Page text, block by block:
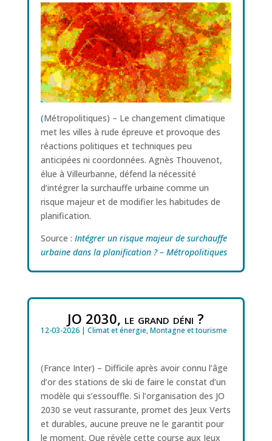
(Métropolitiques) – Le changement climatique
met les villes à rude épreuve et provoque des
réactions politiques et techniques peu
anticipées ni coordonnées. Agnès Thouvenot,
élue à Villeurbanne, défend la nécessité
d’intégrer la surchauffe urbaine comme un
risque majeur et de modifier les habitudes de
planification.
Source : Intégrer un risque majeur de surchauffe
urbaine dans la planification ? – Métropolitiques
JO 2030, le grand déni ?
12-03-2026| Climat et énergie,Montagne et tourisme
(France Inter) – Difficile après avoir connu l’âge
d’or des stations de ski de faire le constat d’un
modèle qui s’essouffle. Si l’organisation des JO
2030 se veut rassurante, promet des Jeux Verts
et durables, aucune preuve ne le garantit pour
le moment. Que révèle cette course aux Jeux